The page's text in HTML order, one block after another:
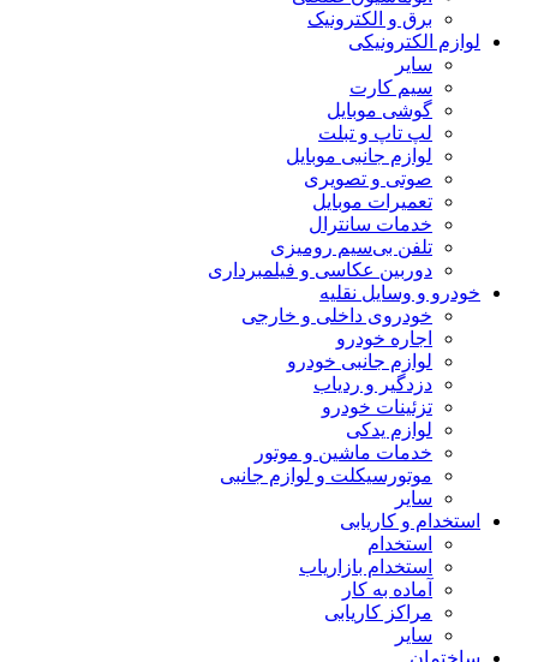
برق و الکترونیک
لوازم الکترونیکی
سایر
سیم کارت
گوشی موبایل
لپ تاپ و تبلت
لوازم جانبی موبایل
صوتی و تصویری
تعمیرات موبایل
خدمات سانترال
تلفن بی‌سیم رومیزی
دوربین عکاسی و فیلمبرداری
خودرو و وسایل نقلیه
خودروی داخلی و خارجی
اجاره خودرو
لوازم جانبی خودرو
دزدگیر و ردیاب
تزئینات خودرو
لوازم یدکی
خدمات ماشین و موتور
موتورسیکلت و لوازم جانبی
سایر
استخدام و کاریابی
استخدام
استخدام بازاریاب
آماده به کار
مراکز کاریابی
سایر